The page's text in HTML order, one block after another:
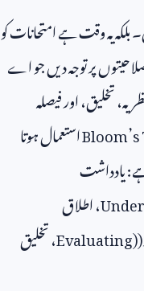
یہ وقت ہے امتحانات کو
پر توجہ دیں جو اے
تخلیق، اور فیصلہ
استعمال ہوتا
یادداشت
، اطلاق
(
Evaluating)، تخلیق